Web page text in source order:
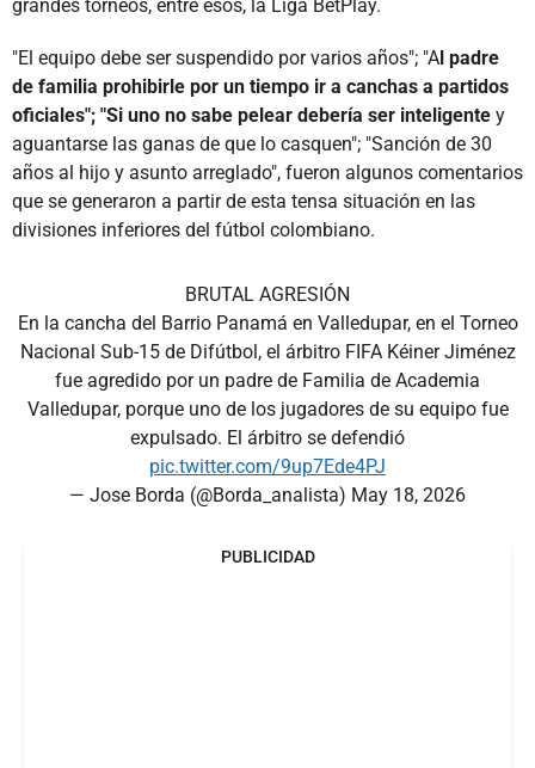
grandes torneos, entre esos, la Liga BetPlay.
"El equipo debe ser suspendido por varios años"; "Al padre
de familia prohibirle por un tiempo ir a canchas a partidos
oficiales"; "Si uno no sabe pelear debería ser inteligente y
aguantarse las ganas de que lo casquen"; "Sanción de 30
años al hijo y asunto arreglado", fueron algunos comentarios
que se generaron a partir de esta tensa situación en las
divisiones inferiores del fútbol colombiano.
BRUTAL AGRESIÓN
En la cancha del Barrio Panamá en Valledupar, en el Torneo
Nacional Sub-15 de Difútbol, el árbitro FIFA Kéiner Jiménez
fue agredido por un padre de Familia de Academia
Valledupar, porque uno de los jugadores de su equipo fue
expulsado. El árbitro se defendió
pic.twitter.com/9up7Ede4PJ
— Jose Borda (@Borda_analista) May 18, 2026
PUBLICIDAD